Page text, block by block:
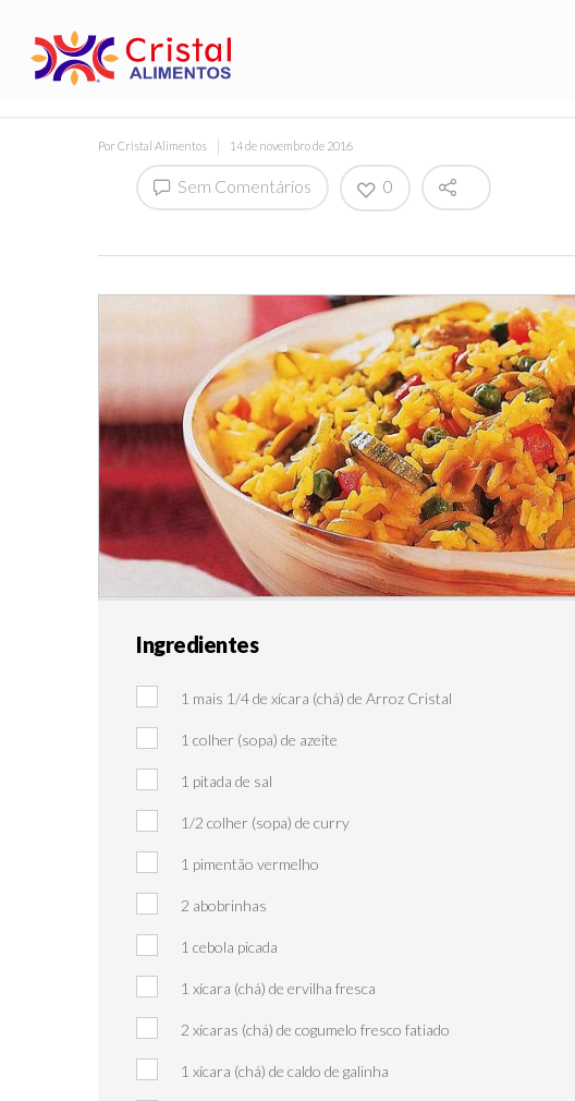
PorCristal Alimentos 14 de novembro de 2016
Sem Comentários 0
Ingredientes
1 mais 1/4 de xícara (chá) de Arroz Cristal
1 colher (sopa) de azeite
1 pitada de sal
1/2 colher (sopa) de curry
1 pimentão vermelho
2 abobrinhas
1 cebola picada
1 xícara (chá) de ervilha fresca
2 xícaras (chá) de cogumelo fresco fatiado
1 xícara (chá) de caldo de galinha